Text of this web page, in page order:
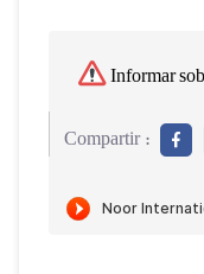
Informar
Compartir :